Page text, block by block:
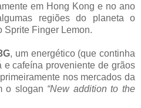
em Hong Kong e no ano
regiões do planeta o
Sprite Finger Lemon.
, um energético (que continha
e cafeína proveniente de grãos
nos mercados da
o slogan “New addition to the